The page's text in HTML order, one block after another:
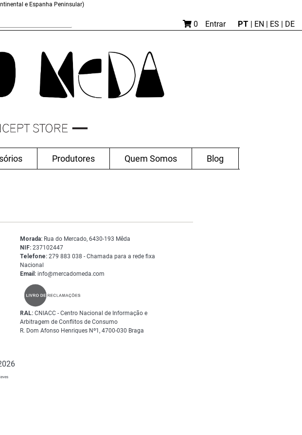
e Espanha Peninsular)
0 Entrar PT | EN | ES | DE
Produtores Quem Somos Blog
Morada:Rua do Mercado, 6430-193 Mêda
NIF:237102447
Telefone:279 883 038 - Chamada para a rede fixa
Nacional
Email:info@mercadomeda.com
RAL:CNIACC - Centro Nacional de Informação e
Arbitragem de Conflitos de Consumo
R. Dom Afonso Henriques Nº1, 4700-030 Braga